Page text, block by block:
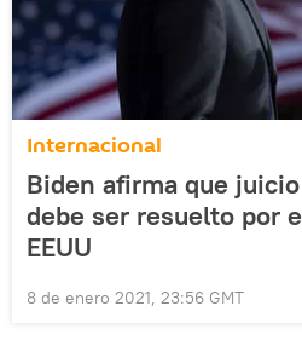
Internacional
Biden afirma que
debe ser resuelto por
EEUU
8 de enero 2021, 23:56 GMT